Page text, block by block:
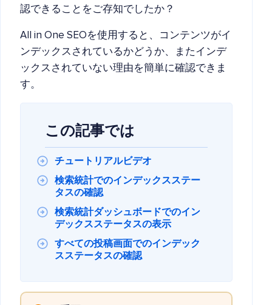
認できることをご存知でしたか？
All in One SEOを使用すると、コンテンツがイ
ンデックスされているかどうか、またインデ
ックスされていない理由を簡単に確認できま
す。
この記事では
チュートリアルビデオ
検索統計でのインデックスステー
タスの確認
検索統計ダッシュボードでのイン
デックスステータスの表示
すべての投稿画面でのインデック
スステータスの確認